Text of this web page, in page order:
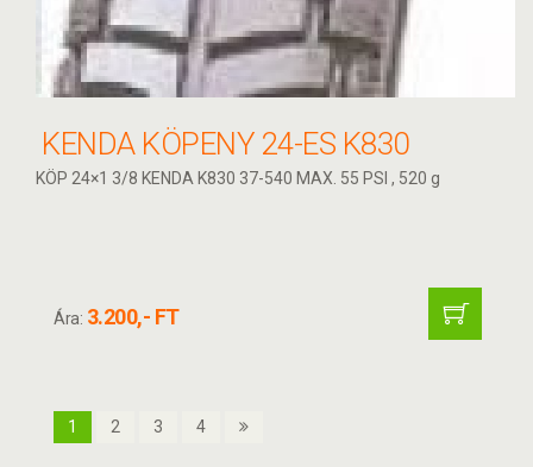
KENDA KÖPENY 24-ES K830
KÖP 24×1 3/8 KENDA K830 37-540 MAX. 55 PSI , 520 g
Ára: 3.200,- FT
1 2 3 4